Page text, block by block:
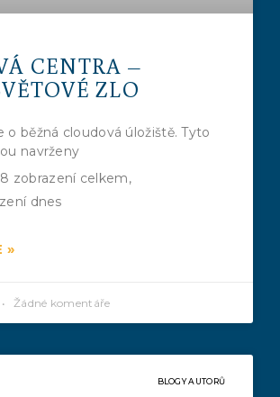
CENTRA –
ZLO
o běžná cloudová úložiště. Tyto
navrženy
zobrazení celkem,
dnes
»
Žádné komentáře
BLOGY AUTORŮ